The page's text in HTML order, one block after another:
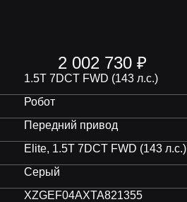
2 002 730 ₽
1.5T 7DCT FWD (143 л.с.)
Робот
Передний привод
Elite, 1.5T 7DCT FWD (143 л.с.)
Серый
XZGEF04AXTA821355